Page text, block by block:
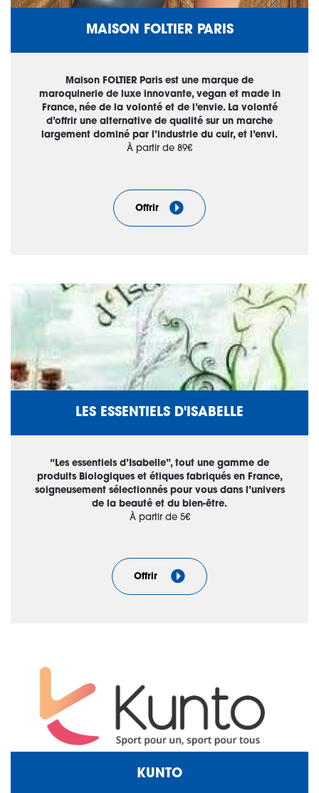
MAISON FOLTIER PARIS
Maison FOLTIER Paris est une marque de
maroquinerie de luxe innovante, vegan et made in
France, née de la volonté et de l’envie. La volonté
d’offrir une alternative de qualité sur un marche
largement dominé par l’industrie du cuir, et l’envi.
À partir de 89€
Offrir
LES ESSENTIELS D'ISABELLE
“Les essentiels d’Isabelle”, tout une gamme de
produits Biologiques et étiques fabriqués en France,
soigneusement sélectionnés pour vous dans l’univers
de la beauté et du bien-être.
À partir de 5€
Offrir
KUNTO